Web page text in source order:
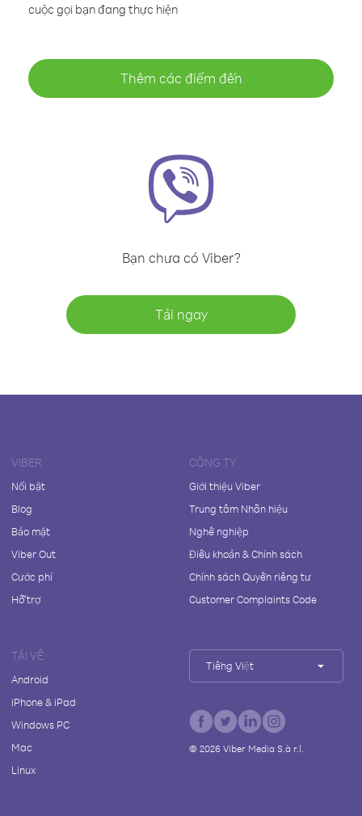
cuộc gọi bạn đang thực hiện
Thêm các điểm đến
Bạn chưa có Viber?
Tải ngay
VIBER
Nổi bật
Blog
Bảo mật
Viber Out
Cước phí
Hỗ trợ
CÔNG TY
Giới thiệu Viber
Trung tâm Nhãn hiệu
Nghề nghiệp
Điều khoản & Chính sách
Chính sách Quyền riêng tư
Customer Complaints Code
TẢI VỀ
Android
iPhone & iPad
Windows PC
Mac
Linux
Tiếng Việt
© 2026Viber Media S.à r.l.